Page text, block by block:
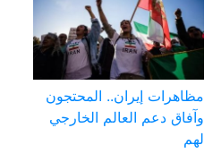
مظاهرات إيران.. المحتجون
وآفاق دعم العالم الخارجي
لهم